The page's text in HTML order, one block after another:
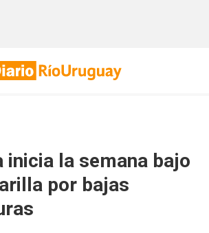
inicia la semana bajo
por bajas